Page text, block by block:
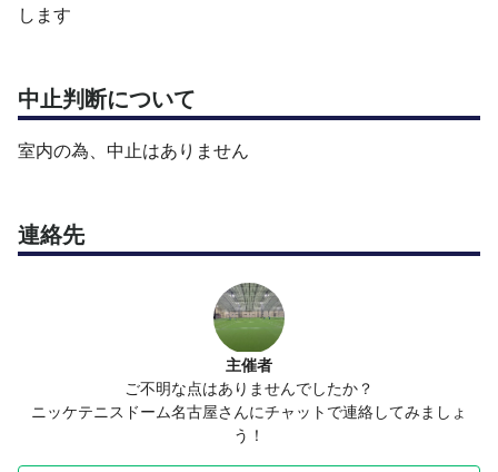
します
中止判断について
室内の為、中止はありません
連絡先
主催者
ご不明な点はありませんでしたか？
ニッケテニスドーム名古屋さんにチャットで連絡してみましょ
う！